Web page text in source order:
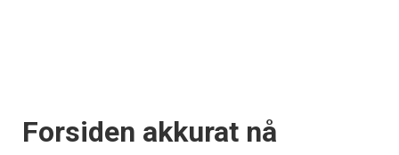
Forsiden akkurat nå